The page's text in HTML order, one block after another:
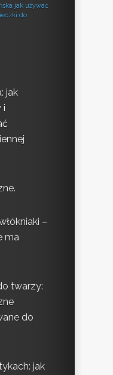
jak używać
do
jak
i
–
ma
twarzy:
do
jak